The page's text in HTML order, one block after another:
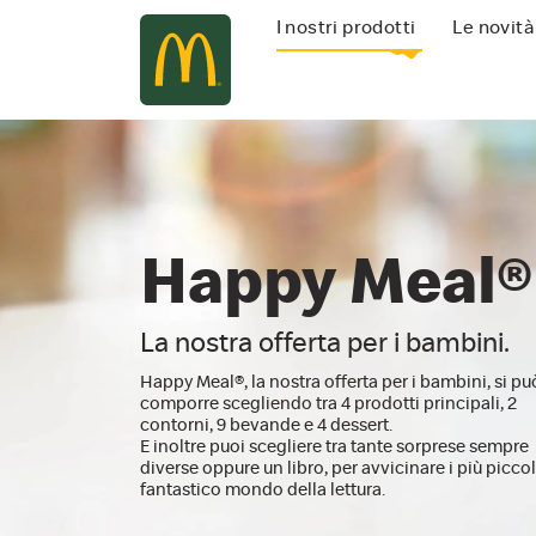
Navigazione
principale
I nostri prodotti Le novità
Happy Meal®
La nostra offerta per i bambini.
Happy Meal®, la nostra offerta per i bambini, si
comporre scegliendo tra 4 prodotti principali, 2
contorni, 9 bevande e 4 dessert.
E inoltre puoi scegliere tra tante sorprese sempre
diverse oppure un libro, per avvicinare i più
fantastico mondo della lettura.